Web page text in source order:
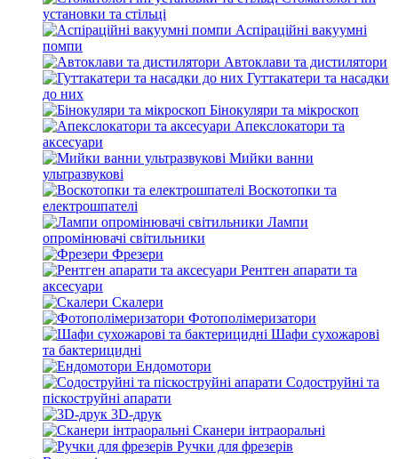
установки та стільці
Аспіраційні вакуумні
помпи
Автоклави та дистилятори
Гуттакатери та насадки
до них
Бінокуляри та мікроскоп
Апекслокатори та
аксесуари
Мийки ванни
ультразвукові
Воскотопки та
електрошпателі
Лампи
опромінювачі світильники
Фрезери
Рентген апарати та
аксесуари
Скалери
Фотополімеризатори
Шафи сухожарові
та бактерицидні
Ендомотори
Содоструйні та
піскоструйні апарати
3D-друк
Сканери інтраоральні
Ручки для фрезерів